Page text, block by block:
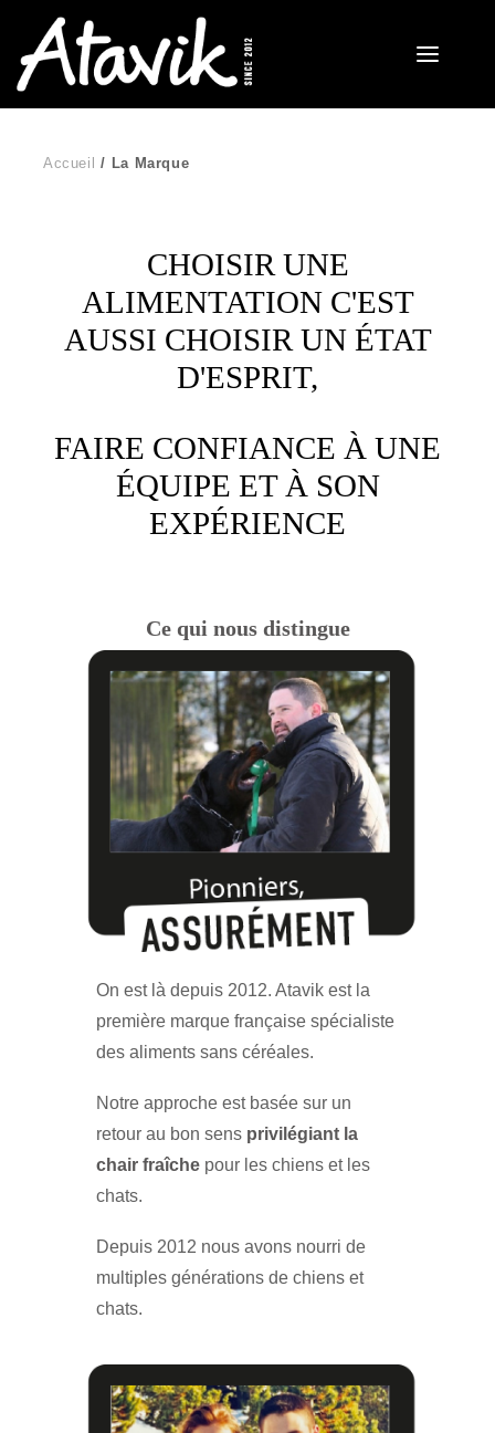
Accueil La Marque
CHOISIR UNE
ALIMENTATION C'EST
AUSSI CHOISIR UN ÉTAT
D'ESPRIT,
FAIRE CONFIANCE À UNE
ÉQUIPE ET À SON
EXPÉRIENCE
Ce qui nous distingue
On est là depuis 2012. Atavik est la
première marque française spécialiste
des aliments sans céréales.
Notre approche est basée sur un
retour au bon sens privilégiant la
chair fraîche pour les chiens et les
chats.
Depuis 2012 nous avons nourri de
multiples générations de chiens et
chats.